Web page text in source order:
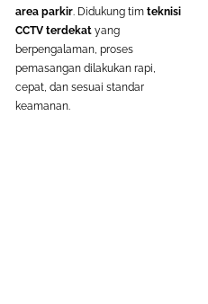
area parkir . Didukung tim teknisi
CCTV terdekat yang
berpengalaman, proses
pemasangan dilakukan rapi,
cepat, dan sesuai standar
keamanan.